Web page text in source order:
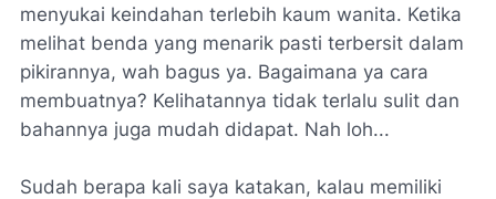
menyukai keindahan terlebih kaum wanita. Ketika
melihat benda yang menarik pasti terbersit dalam
pikirannya, wah bagus ya. Bagaimana ya cara
membuatnya? Kelihatannya tidak terlalu sulit dan
bahannya juga mudah didapat. Nah loh...
Sudah berapa kali saya katakan, kalau memiliki